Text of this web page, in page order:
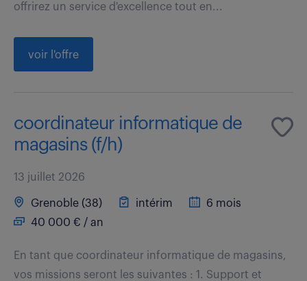
offrirez un service d'excellence tout en...
voir l'offre
coordinateur informatique de
magasins (f/h)
13 juillet 2026
Grenoble (38) intérim
6 mois
40 000 € / an
En tant que coordinateur informatique de magasins,
vos missions seront les suivantes : 1. Support et